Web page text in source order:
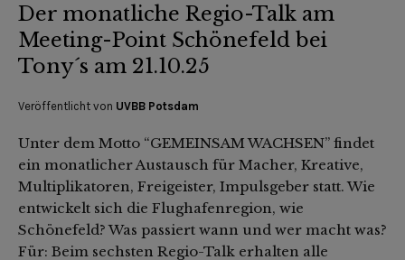
Der monatliche Regio-Talk am
Meeting-Point Schönefeld bei
Tony´s am 21.10.25
Veröffentlicht von UVBB Potsdam
Unter dem Motto “GEMEINSAM WACHSEN” findet
ein monatlicher Austausch für Macher, Kreative,
Multiplikatoren, Freigeister, Impulsgeber statt. Wie
entwickelt sich die Flughafenregion, wie
Schönefeld? Was passiert wann und wer macht was?
Für: Beim sechsten Regio-Talk erhalten alle